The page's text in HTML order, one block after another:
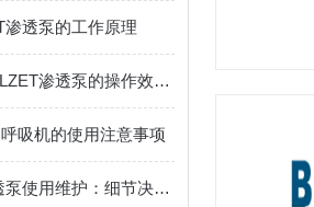
渗透泵的工作原理
怎么提高ALZET渗透泵的操作效率？
吸机的使用注意事项
ALZET渗透泵使用维护：细节决定实验可靠性